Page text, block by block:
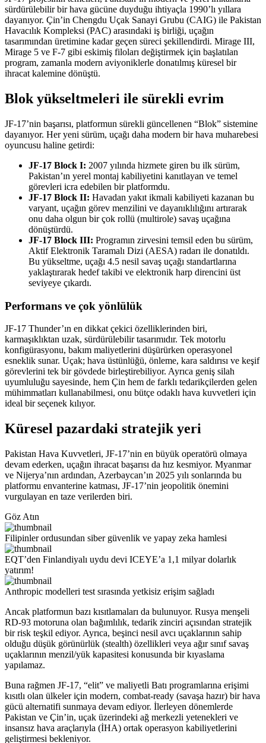
sürdürülebilir bir hava gücüne duyduğu ihtiyaçla 1990’lı yıllara
dayanıyor. Çin’in Chengdu Uçak Sanayi Grubu (CAIG) ile Pakistan
Havacılık Kompleksi (PAC) arasındaki iş birliği, uçağın
tasarımından üretimine kadar geçen süreci şekillendirdi. Mirage III,
Mirage 5 ve F-7 gibi eskimiş filoları değiştirmek için başlatılan
program, zamanla modern aviyoniklerle donatılmış küresel bir
ihracat kalemine dönüştü.
Blok yükseltmeleri ile sürekli evrim
JF-17’nin başarısı, platformun sürekli güncellenen “Blok” sistemine
dayanıyor. Her yeni sürüm, uçağı daha modern bir hava muharebesi
oyuncusu haline getirdi:
JF-17 Block I: 2007 yılında hizmete giren bu ilk sürüm,
Pakistan’ın yerel montaj kabiliyetini kanıtlayan ve temel
görevleri icra edebilen bir platformdu.
JF-17 Block II: Havadan yakıt ikmali kabiliyeti kazanan bu
varyant, uçağın görev menzilini ve dayanıklılığını artırarak
onu daha olgun bir çok rollü (multirole) savaş uçağına
dönüştürdü.
JF-17 Block III: Programın zirvesini temsil eden bu sürüm,
Aktif Elektronik Taramalı Dizi (AESA) radarı ile donatıldı.
Bu yükseltme, uçağı 4.5 nesil savaş uçağı standartlarına
yaklaştırarak hedef takibi ve elektronik harp direncini üst
seviyeye çıkardı.
Performans ve çok yönlülük
JF-17 Thunder’ın en dikkat çekici özelliklerinden biri,
karmaşıklıktan uzak, sürdürülebilir tasarımıdır. Tek motorlu
konfigürasyonu, bakım maliyetlerini düşürürken operasyonel
esneklik sunar. Uçak; hava üstünlüğü, önleme, kara saldırısı ve keşif
görevlerini tek bir gövdede birleştirebiliyor. Ayrıca geniş silah
uyumluluğu sayesinde, hem Çin hem de farklı tedarikçilerden gelen
mühimmatları kullanabilmesi, onu bütçe odaklı hava kuvvetleri için
ideal bir seçenek kılıyor.
Küresel pazardaki stratejik yeri
Pakistan Hava Kuvvetleri, JF-17’nin en büyük operatörü olmaya
devam ederken, uçağın ihracat başarısı da hız kesmiyor. Myanmar
ve Nijerya’nın ardından, Azerbaycan’ın 2025 yılı sonlarında bu
platformu envanterine katması, JF-17’nin jeopolitik önemini
vurgulayan en taze verilerden biri.
Göz Atın
Filipinler ordusundan siber güvenlik ve yapay zeka hamlesi
EQT’den Finlandiyalı uydu devi ICEYE’a 1,1 milyar dolarlık
yatırım!
Anthropic modelleri test sırasında yetkisiz erişim sağladı
Ancak platformun bazı kısıtlamaları da bulunuyor. Rusya menşeli
RD-93 motoruna olan bağımlılık, tedarik zinciri açısından stratejik
bir risk teşkil ediyor. Ayrıca, beşinci nesil avcı uçaklarının sahip
olduğu düşük görünürlük (stealth) özellikleri veya ağır sınıf savaş
uçaklarının menzil/yük kapasitesi konusunda bir kıyaslama
yapılamaz.
Buna rağmen JF-17, “elit” ve maliyetli Batı programlarına erişimi
kısıtlı olan ülkeler için modern, combat-ready (savaşa hazır) bir hava
gücü alternatifi sunmaya devam ediyor. İlerleyen dönemlerde
Pakistan ve Çin’in, uçak üzerindeki ağ merkezli yetenekleri ve
insansız hava araçlarıyla (İHA) ortak operasyon kabiliyetlerini
geliştirmesi bekleniyor.